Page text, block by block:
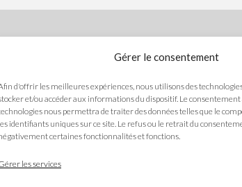
Gérer le consentement
d'offrir les meilleures expériences, nous utilisons des
et/ou accéder aux informations du dispositif. Le
nous permettra de traiter des données telles que le
identifiants uniques sur ce site. Le refus ou le retrait du
certaines fonctionnalités et fonctions.
les services
légales
cookies